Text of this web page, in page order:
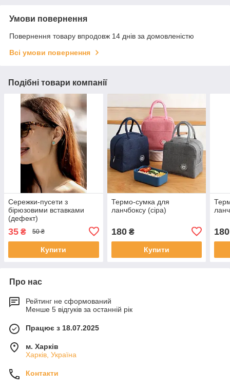
Умови повернення
Повернення товару впродовж 14 днів за домовленістю
Всі умови повернення
Подібні товари компанії
Сережки-пусети з
бірюзовими вставками
(дефект)
35 ₴ 50 ₴
Купити
Термо-сумка для
ланчбоксу (сіра)
180₴
Купити
180
Про нас
Рейтинг не сформований
Менше 5 відгуків за останній рік
Працює з 18.07.2025
м. Харків
Харків, Україна
Контакти